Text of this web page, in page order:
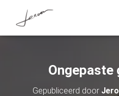
Ongepaste
Gepubliceerd door